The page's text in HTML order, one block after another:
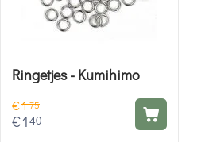
Ringetjes - Kumihimo
€175
€140